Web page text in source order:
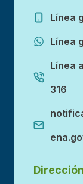
Línea
Línea
Línea
316